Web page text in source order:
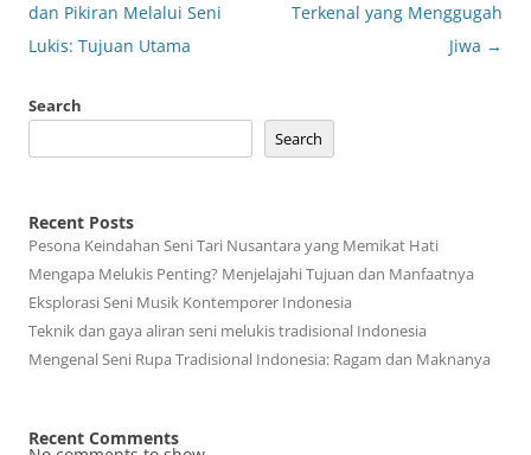
navigation
dan Pikiran Melalui Seni
Lukis: Tujuan Utama
Terkenal yang Menggugah
Jiwa →
Search
Search
Recent Posts
Pesona Keindahan Seni Tari Nusantara yang Memikat Hati
Mengapa Melukis Penting? Menjelajahi Tujuan dan Manfaatnya
Eksplorasi Seni Musik Kontemporer Indonesia
Teknik dan gaya aliran seni melukis tradisional Indonesia
Mengenal Seni Rupa Tradisional Indonesia: Ragam dan Maknanya
Recent Comments